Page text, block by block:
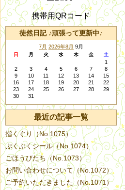
携帯用QRコード
徒然日記 ♪頑張って更新中♪
7月 2026年8月 9月
日 月 火 水 木 金 土
1
2
3 4 5 6 7
8
9
10 11 12 13 14
15
16
17 18 19 20 21
22
23
24 25 26 27 28
29
30
31
最近の記事一覧
指くぐり（No.1075）
ぷくぷくシール（No.1074）
ごほうびたち（No.1073）
お問い合わせについて（No.1072）
ご予約いただきました（No.1071）